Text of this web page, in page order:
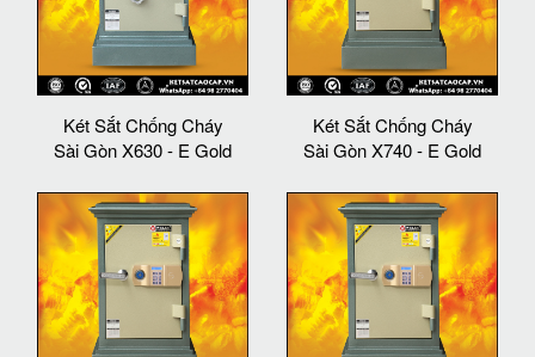
Két Sắt Chống Cháy
Sài Gòn X630 - E Gold
Két Sắt Chống Cháy
Sài Gòn X740 - E Gold